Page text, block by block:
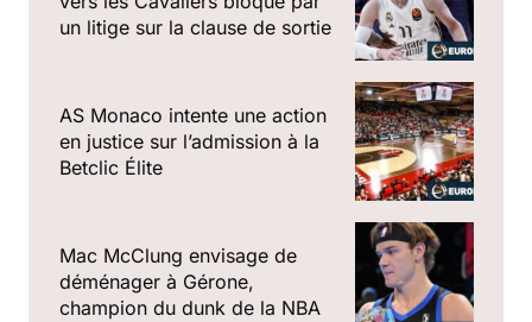
un litige sur la clause de sortie
AS Monaco intente une action
en justice sur l’admission à la
Betclic Élite
Mac McClung envisage de
déménager à Gérone,
champion du dunk de la NBA